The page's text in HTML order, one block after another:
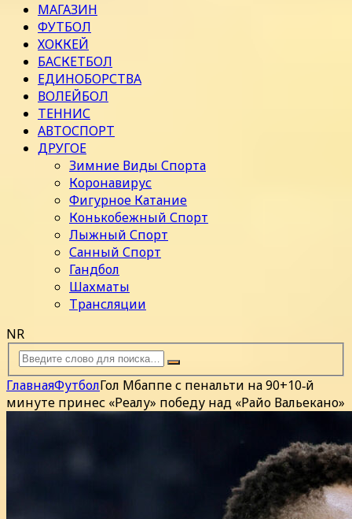
МАГАЗИН
ФУТБОЛ
ХОККЕЙ
БАСКЕТБОЛ
ЕДИНОБОРСТВА
ВОЛЕЙБОЛ
ТЕННИС
АВТОСПОРТ
ДРУГОЕ
Зимние Виды Спорта
Коронавирус
Фигурное Катание
Конькобежный Спорт
Лыжный Спорт
Санный Спорт
Гандбол
Шахматы
Трансляции
NR
ГлавнаяФутболГол Мбаппе с пенальти на 90+10‑й
минуте принес «Реалу» победу над «Райо Вальекано»